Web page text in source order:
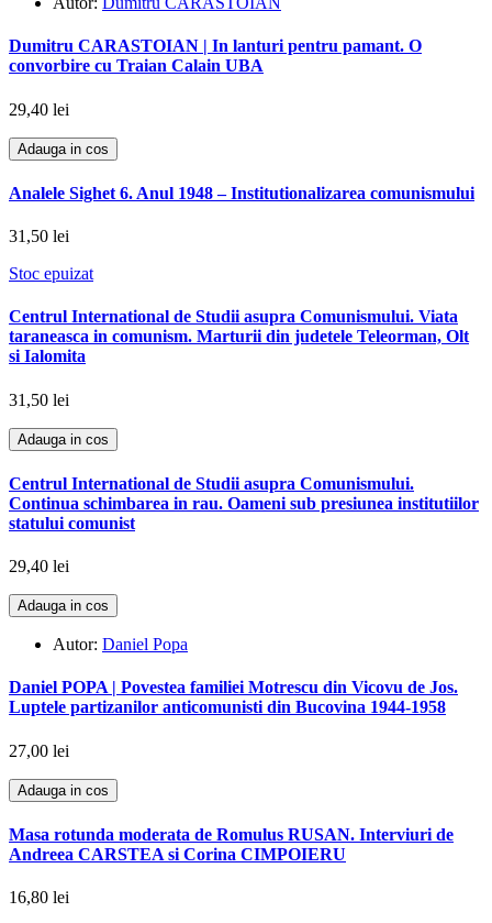
Dumitru CARASTOIAN | In lanturi pentru pamant. O
convorbire cu Traian Calain UBA
29,40 lei
Adauga in cos
Analele Sighet 6. Anul 1948 – Institutionalizarea comunismului
31,50 lei
Stoc epuizat
Centrul International de Studii asupra Comunismului. Viata
taraneasca in comunism. Marturii din judetele Teleorman, Olt
si Ialomita
31,50 lei
Adauga in cos
Centrul International de Studii asupra Comunismului.
Continua schimbarea in rau. Oameni sub presiunea institutiilor
statului comunist
29,40 lei
Adauga in cos
Autor: Daniel Popa
Daniel POPA | Povestea familiei Motrescu din Vicovu de Jos.
Luptele partizanilor anticomunisti din Bucovina 1944-1958
27,00 lei
Adauga in cos
Masa rotunda moderata de Romulus RUSAN. Interviuri de
Andreea CARSTEA si Corina CIMPOIERU
16,80 lei